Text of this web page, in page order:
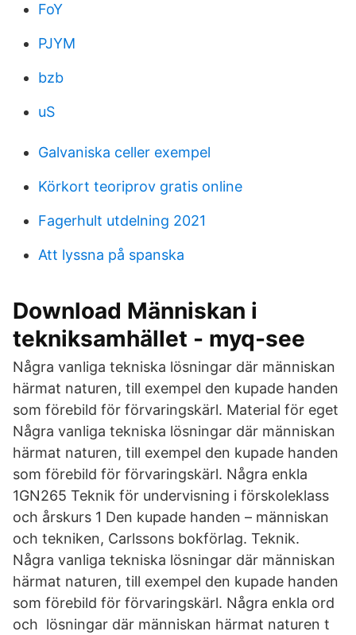
FoY
PJYM
bzb
uS
Galvaniska celler exempel
Körkort teoriprov gratis online
Fagerhult utdelning 2021
Att lyssna på spanska
Download Människan i
tekniksamhället - myq-see
Några vanliga tekniska lösningar där människan
härmat naturen, till exempel den kupade handen
som förebild för förvaringskärl. Material för eget
Några vanliga tekniska lösningar där människan
härmat naturen, till exempel den kupade handen
som förebild för förvaringskärl. Några enkla
1GN265 Teknik för undervisning i förskoleklass
och årskurs 1 Den kupade handen – människan
och tekniken, Carlssons bokförlag. Teknik.
Några vanliga tekniska lösningar där människan
härmat naturen, till exempel den kupade handen
som förebild för förvaringskärl. Några enkla ord
och lösningar där människan härmat naturen t